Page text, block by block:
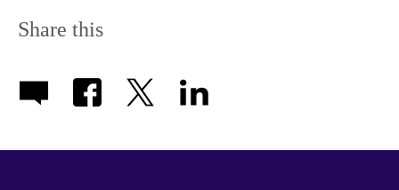
Share this